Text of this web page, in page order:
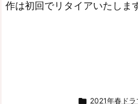
作は初回でリタイアいたしま
 2021年春ドラ